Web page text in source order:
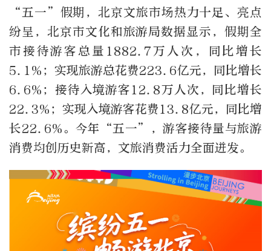
“五一”假期，北京文旅市场热力十足、亮点
纷呈，北京市文化和旅游局数据显示，假期全
市接待游客总量1882.7万人次，同比增长
5.1%；实现旅游总花费223.6亿元，同比增长
6.6%；接待入境游客12.8万人次，同比增长
22.3%；实现入境游客花费13.8亿元，同比增
长22.6%。今年“五一”，游客接待量与旅游
消费均创历史新高，文旅消费活力全面迸发。